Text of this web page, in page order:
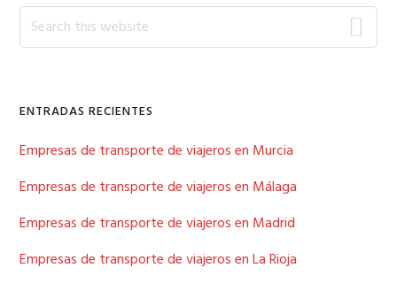
Primary
Sidebar
Search
this
ENTRADAS RECIENTES
Empresas de transporte de viajeros en Murcia
Empresas de transporte de viajeros en Málaga
Empresas de transporte de viajeros en Madrid
Empresas de transporte de viajeros en La Rioja